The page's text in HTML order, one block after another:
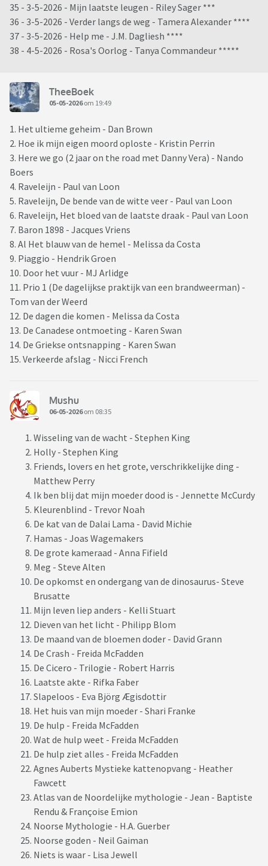
35 - 3-5-2026 - Mijn laatste leugen - Riley Sager ***
36 - 3-5-2026 - Verder langs de weg - Tamera Alexander ****
37 - 3-5-2026 - Help me - J.M. Dagliesh ****
38 - 4-5-2026 - Rosa's Oorlog - Tanya Commandeur *****
TheeBoek
05-05-2026om 19:49
1. Het ultieme geheim - Dan Brown
2. Hoe ik mijn eigen moord oploste - Kristin Perrin
3. Here we go (2 jaar on the road met Danny Vera) - Nando
Boers
4. Raveleijn - Paul van Loon
5. Raveleijn, De bende van de witte veer - Paul van Loon
6. Raveleijn, Het bloed van de laatste draak - Paul van Loon
7. Baron 1898 - Jacques Vriens
8. Al Het blauw van de hemel - Melissa da Costa
9. Piaggio - Hendrik Groen
10. Door het vuur - MJ Arlidge
11. Prio 1 (De dagelijkse praktijk van een brandweerman) -
Tom van der Weerd
12. De dagen die komen - Melissa da Costa
13. De Canadese ontmoeting - Karen Swan
14. De Griekse ontsnapping - Karen Swan
15. Verkeerde afslag - Nicci French
Mushu
06-05-2026om 08:35
Wisseling van de wacht - Stephen King
Holly - Stephen King
Friends, lovers en het grote, verschrikkelijke ding -
Matthew Perry
Ik ben blij dat mijn moeder dood is - Jennette McCurdy
Kleurenblind - Trevor Noah
De kat van de Dalai Lama - David Michie
Hamas - Joas Wagemakers
De grote kameraad - Anna Fifield
Meg - Steve Alten
De opkomst en ondergang van de dinosaurus- Steve
Brusatte
Mijn leven liep anders - Kelli Stuart
Dieven van het licht - Philipp Blom
De maand van de bloemen doder - David Grann
De Crash - Freida McFadden
De Cicero - Trilogie - Robert Harris
Laatste akte - Rifka Faber
Slapeloos - Eva Björg Ægisdottir
Het huis van mijn moeder - Shari Franke
De hulp - Freida McFadden
Wat de hulp weet - Freida McFadden
De hulp ziet alles - Freida McFadden
Agnes Auberts Mystieke kattenopvang - Heather
Fawcett
Atlas van de Noordelijke mythologie - Jean - Baptiste
Rendu & Françoise Emion
Noorse Mythologie - H.A. Guerber
Noorse goden - Neil Gaiman
Niets is waar - Lisa Jewell